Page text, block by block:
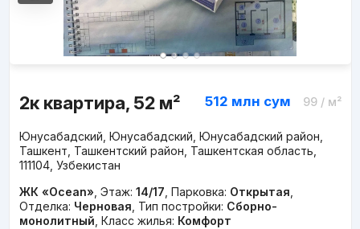
2к квартира, 52 м² 512 млн сум 99/ м²
Юнусабадский, Юнусабадский, Юнусабадский район,
Ташкент, Ташкентский район, Ташкентская область,
111104, Узбекистан
ЖК «Ocean» Этаж: 14/17 Парковка: Открытая
Отделка: Черновая Тип постройки: Сборно-
монолитный Класс жилья: Комфорт